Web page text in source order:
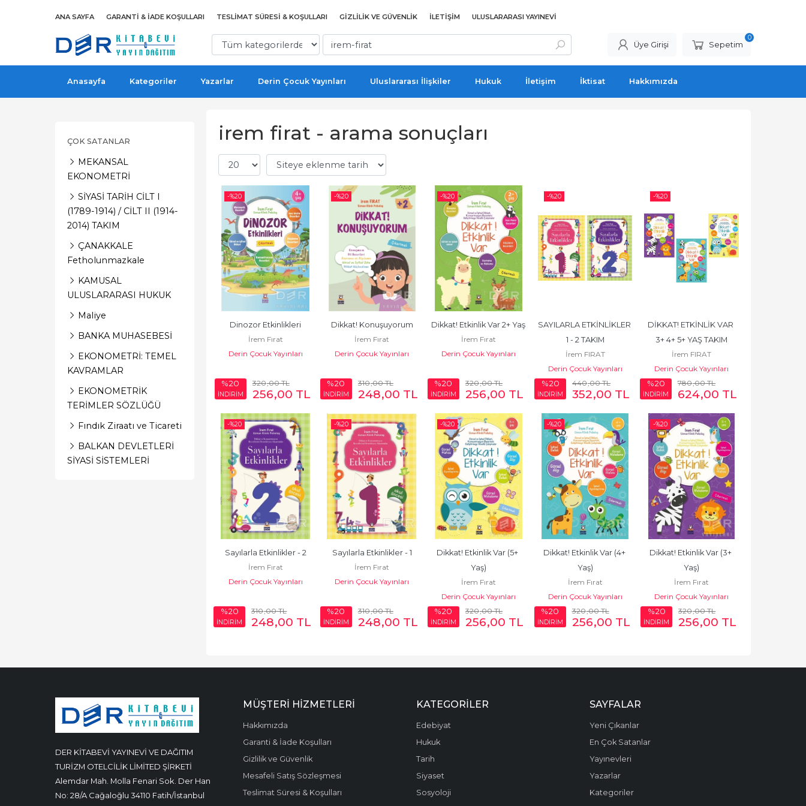
ANA SAYFA GARANTI & İADE KOŞULLARI TESLIMAT SÜRESI & KOŞULLARI GIZLILIK VE GÜVENLIK İLETIŞIM ULUSLARARASI YAYINEVI
Üye Girişi Sepetim
0
Anasayfa Kategoriler Yazarlar Derin Çocuk Yayınları Uluslararası İlişkiler Hukuk İletişim İktisat Hakkımızda
ÇOK SATANLAR
MEKANSAL
EKONOMETRİ
SİYASİ TARİH CİLT I
(1789-1914) / CİLT II (1914-
2014) TAKIM
ÇANAKKALE
Fetholunmazkale
KAMUSAL
ULUSLARARASI HUKUK
Maliye
BANKA MUHASEBESİ
EKONOMETRİ: TEMEL
KAVRAMLAR
EKONOMETRİK
TERİMLER SÖZLÜĞÜ
Fındık Ziraatı ve Ticareti
BALKAN DEVLETLERİ
SİYASİ SİSTEMLERİ
irem firat - arama sonuçları
-%20
Dinozor Etkinlikleri
İrem Fırat
Derin Çocuk Yayınları
%20
İNDİRİM
320,00TL
256,00 TL
-%20
Dikkat! Konuşuyorum
İrem Fırat
Derin Çocuk Yayınları
%20
İNDİRİM
310,00TL
248,00 TL
-%20
Dikkat! Etkinlik Var 2+ Yaş
İrem Fırat
Derin Çocuk Yayınları
%20
İNDİRİM
320,00TL
256,00 TL
-%20
SAYILARLA ETKİNLİKLER
1 - 2 TAKIM
İrem FIRAT
Derin Çocuk Yayınları
%20
İNDİRİM
440,00TL
352,00 TL
-%20
DİKKAT! ETKİNLİK VAR
3+ 4+ 5+ YAŞ TAKIM
İrem FIRAT
Derin Çocuk Yayınları
%20
İNDİRİM
780,00TL
624,00 TL
-%20
Sayılarla Etkinlikler - 2
İrem Fırat
Derin Çocuk Yayınları
%20
İNDİRİM
310,00TL
248,00 TL
-%20
Sayılarla Etkinlikler - 1
İrem Fırat
Derin Çocuk Yayınları
%20
İNDİRİM
310,00TL
248,00 TL
-%20
Dikkat! Etkinlik Var (5+
Yaş)
İrem Fırat
Derin Çocuk Yayınları
%20
İNDİRİM
320,00TL
256,00 TL
-%20
Dikkat! Etkinlik Var (4+
Yaş)
İrem Fırat
Derin Çocuk Yayınları
%20
İNDİRİM
320,00TL
256,00 TL
-%20
Dikkat! Etkinlik Var (3+
Yaş)
İrem Fırat
Derin Çocuk Yayınları
%20
İNDİRİM
320,00TL
256,00 TL
DER KİTABEVİ YAYINEVİ VE DAĞITIM
TURİZM OTELCİLİK LİMİTED ŞİRKETİ
Alemdar Mah. Molla Fenari Sok. Der Han
No: 28/A Cağaloğlu 34110 Fatih/İstanbul
MÜŞTERI HIZMETLERI
Hakkımızda
Garanti & İade Koşulları
Gizlilik ve Güvenlik
Mesafeli Satış Sözleşmesi
Teslimat Süresi & Koşulları
KATEGORILER
Edebiyat
Hukuk
Tarih
Siyaset
Sosyoloji
SAYFALAR
Yeni Çıkanlar
En Çok Satanlar
Yayınevleri
Yazarlar
Kategoriler